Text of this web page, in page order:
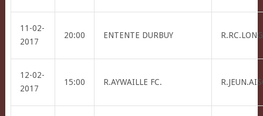
11-02-
2017
20:00 ENTENTE DURBUY
12-02-
2017
15:00 R.AYWAILLE FC.